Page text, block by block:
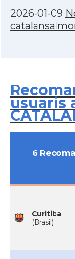
2026-01-09
usuaris
6
Curitiba
(Brasil)